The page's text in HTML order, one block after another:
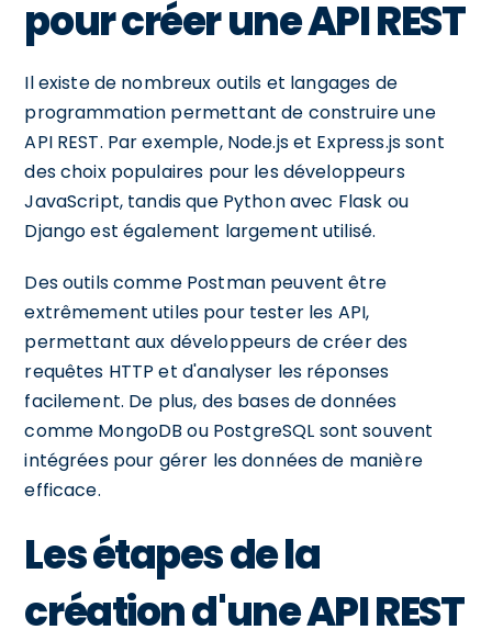
pour créer une API REST
Il existe de nombreux outils et langages de
programmation permettant de construire une
API REST. Par exemple, Node.js et Express.js sont
des choix populaires pour les développeurs
JavaScript, tandis que Python avec Flask ou
Django est également largement utilisé.
Des outils comme Postman peuvent être
extrêmement utiles pour tester les API,
permettant aux développeurs de créer des
requêtes HTTP et d'analyser les réponses
facilement. De plus, des bases de données
comme MongoDB ou PostgreSQL sont souvent
intégrées pour gérer les données de manière
efficace.
Les étapes de la
création d'une API REST